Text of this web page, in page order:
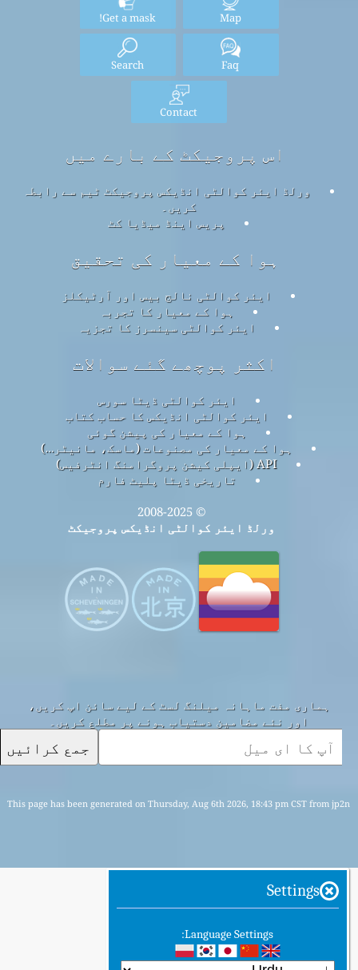
Map
Get a mask!
Faq
Search
Contact
اس پروجیکٹ کے بارے میں
ورلڈ ایئر کوالٹی انڈیکس پروجیکٹ ٹیم سے رابطہ
کریں۔
پریس اینڈ میڈیا کٹ
ہوا کے معیار کی تحقیق
ایئر کوالٹی نالج بیس اور آرٹیکلز
ہوا کے معیار کا تجربہ
ایئر کوالٹی سینسرز کا تجزیہ
اکثر پوچھے گئے سوالات
ایئر کوالٹی ڈیٹا سورس
ایئر کوالٹی انڈیکس کا حساب کتاب
ہوا کے معیار کی پیشن گوئی
ہوا کے معیار کی مصنوعات (ماسک، مانیٹر…)
API (ایپلی کیشن پروگرامنگ انٹرفیس)
تاریخی ڈیٹا پلیٹ فارم
© 2008-2025
ورلڈ ایئر کوالٹی انڈیکس پروجیکٹ
ہماری مفت ماہانہ میلنگ لسٹ کے لیے سائن اپ کریں،
اور نئے مضامین دستیاب ہونے پر مطلع کریں۔
جمع کرائیں
This page has been generated on Thursday, Aug 6th 2026, 18:43 pm CST from jp2n
Settings
Language Settings: